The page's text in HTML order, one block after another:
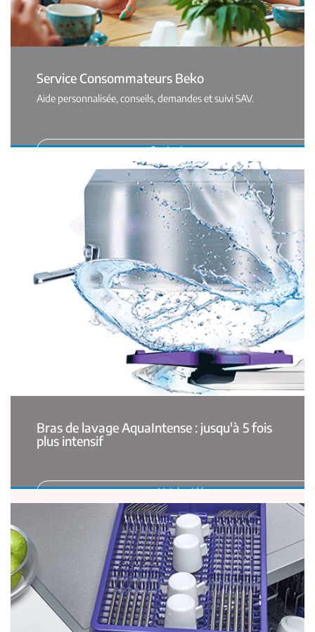
Service Consommateurs Beko
Aide personnalisée, conseils, demandes et suivi SAV.
Contactez-nous
Bras de lavage AquaIntense : jusqu'à 5 fois
plus intensif
Voir la vidéo